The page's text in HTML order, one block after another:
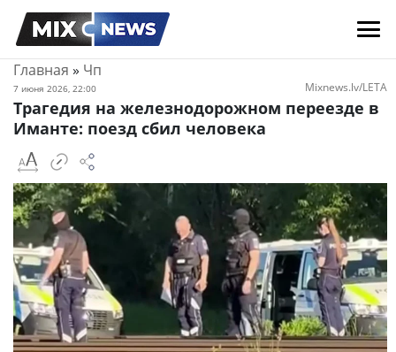
Главная » Чп
7 июня 2026, 22:00 Mixnews.lv/LETA
Трагедия на железнодорожном переезде в
Иманте: поезд сбил человека